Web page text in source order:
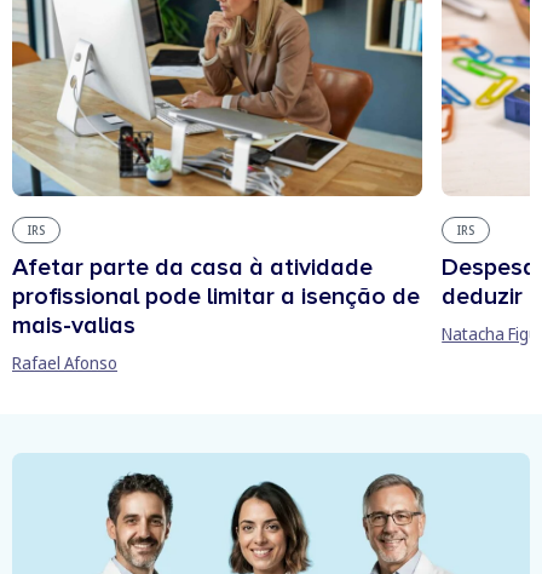
IRS
Afetar parte da casa à atividade
profissional pode limitar a isenção de
mais-valias
Rafael Afonso
IRS
deduzir
Natacha